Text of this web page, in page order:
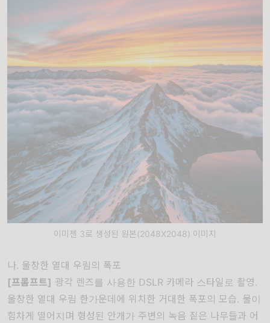
이미젠 3로 생성된 원본(2048X2048) 이미지
나. 울창한 열대 우림의 폭포
[프롬프트] 광각 렌즈를 사용한 DSLR 카메라 스타일로 촬영.
울창한 열대 우림 한가운데에 위치한 거대한 폭포의 모습. 물이
힘차게 떨어지며 형성된 안개가 주변의 녹음 짙은 나무들과 어